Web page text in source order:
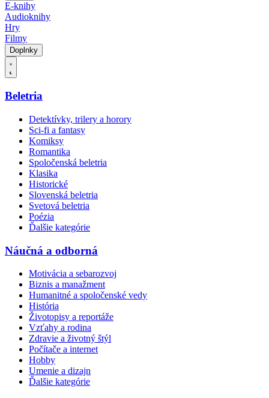
E-knihy
Audioknihy
Hry
Filmy
Doplnky
Beletria
Detektívky, trilery a horory
Sci-fi a fantasy
Komiksy
Romantika
Spoločenská beletria
Klasika
Historické
Slovenská beletria
Svetová beletria
Poézia
Ďalšie kategórie
Náučná a odborná
Motivácia a sebarozvoj
Biznis a manažment
Humanitné a spoločenské vedy
História
Životopisy a reportáže
Vzťahy a rodina
Zdravie a životný štýl
Počítače a internet
Hobby
Umenie a dizajn
Ďalšie kategórie